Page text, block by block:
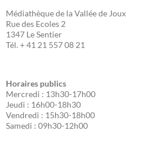
Médiathèque de la Vallée de Joux
Rue des Ecoles 2
1347 Le Sentier
Tél. + 41 21 557 08 21
Horaires publics
Mercredi : 13h30-17h00
Jeudi : 16h00-18h30
Vendredi : 15h30-18h00
Samedi : 09h30-12h00